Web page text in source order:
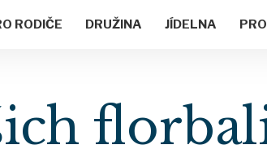
RODIČE DRUŽINA JÍDELNA